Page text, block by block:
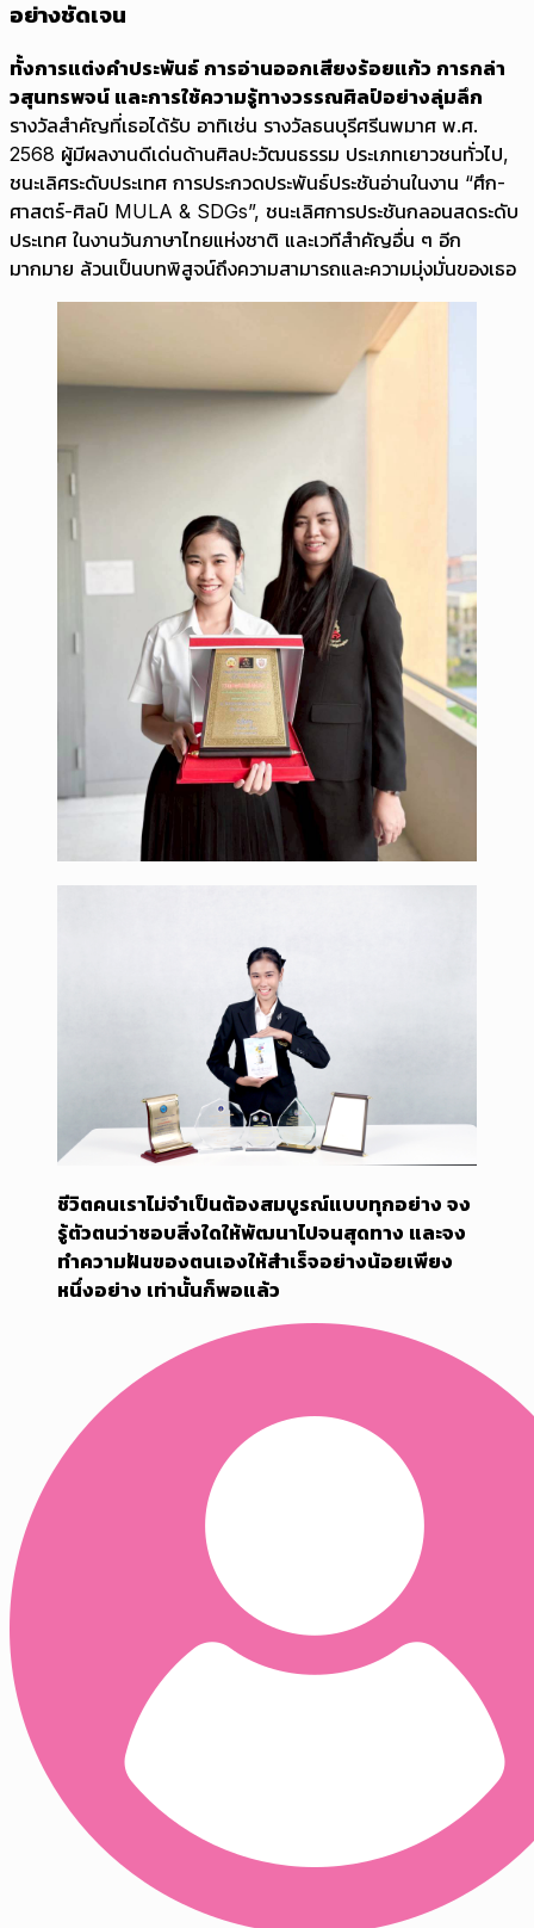
อย่างชัดเจน
ทั้งการแต่งคำประพันธ์ การอ่านออกเสียงร้อยแก้ว การกล่า
วสุนทรพจน์ และการใช้ความรู้ทางวรรณศิลป์อย่างลุ่มลึก
รางวัลสำคัญที่เธอได้รับ อาทิเช่น รางวัลธนบุรีศรีนพมาศ พ.ศ.
2568 ผู้มีผลงานดีเด่นด้านศิลปะวัฒนธรรม ประเภทเยาวชนทั่วไป,
ชนะเลิศระดับประเทศ การประกวดประพันธ์ประชันอ่านในงาน “ศึก-
ศาสตร์-ศิลป์ MULA & SDGs”, ชนะเลิศการประชันกลอนสดระดับ
ประเทศ ในงานวันภาษาไทยแห่งชาติ และเวทีสำคัญอื่น ๆ อีก
มากมาย ล้วนเป็นบทพิสูจน์ถึงความสามารถและความมุ่งมั่นของเธอ
ชีวิตคนเราไม่จำเป็นต้องสมบูรณ์แบบทุกอย่าง จง
รู้ตัวตนว่าชอบสิ่งใดให้พัฒนาไปจนสุดทาง และจง
ทำความฝันของตนเองให้สำเร็จอย่างน้อยเพียง
หนึ่งอย่าง เท่านั้นก็พอแล้ว